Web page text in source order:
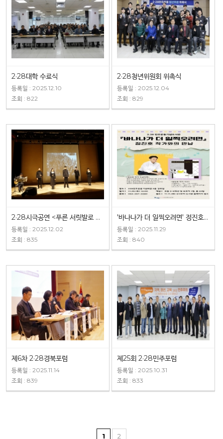
2·28대학 수료식
등록일 : 2025.12.10
조회 : 822
2·28청년위원회 위촉식
등록일 : 2025.12.04
조회 : 829
2·28시극공연 <푸른 서릿발로 일어서는 청보리 같은>
등록일 : 2025.12.02
조회 : 835
'바나나가 더 일찍오려면' 정진호 작가와의 만남
등록일 : 2025.11.29
조회 : 840
제6차 2·28경북포럼
등록일 : 2025.11.14
조회 : 839
제25회 2·28민주포럼
등록일 : 2025.10.31
조회 : 833
1 2